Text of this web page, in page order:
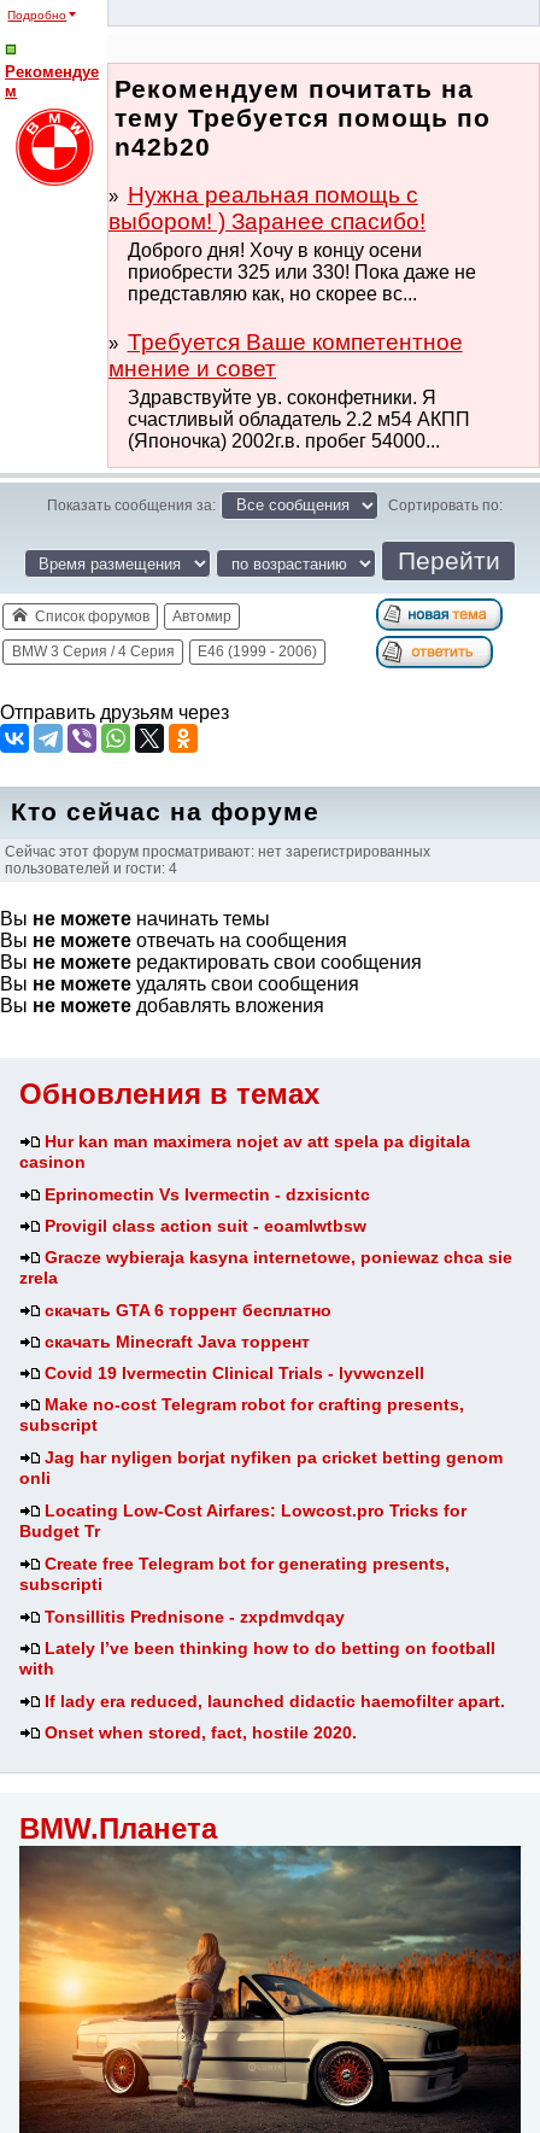
Обновления в темах
Hur kan man maximera nojet av att spela pa digitala
casinon
Eprinomectin Vs Ivermectin - dzxisicntc
Provigil class action suit - eoamlwtbsw
Gracze wybieraja kasyna internetowe, poniewaz chca sie
zrela
скачать GTA 6 торрент бесплатно
скачать Minecraft Java торрент
Covid 19 Ivermectin Clinical Trials - lyvwcnzell
Make no-cost Telegram robot for crafting presents,
subscript
Jag har nyligen borjat nyfiken pa cricket betting genom
onli
Locating Low-Cost Airfares: Lowcost.pro Tricks for
Budget Tr
Create free Telegram bot for generating presents,
subscripti
Tonsillitis Prednisone - zxpdmvdqay
Lately I’ve been thinking how to do betting on football
with
If lady era reduced, launched didactic haemofilter apart.
Onset when stored, fact, hostile 2020.
BMW.Планета
Подробно
Рекомендуе
м
Рекомендуем почитать на
тему Требуется помощь по
n42b20
Нужна реальная помощь с
выбором! ) Заранее спасибо!
Доброго дня! Хочу в концу осени
приобрести 325 или 330! Пока даже не
представляю как, но скорее вс...
Требуется Ваше компетентное
мнение и совет
Здравствуйте ув. соконфетники. Я
счастливый обладатель 2.2 м54 АКПП
(Японочка) 2002г.в. пробег 54000...
Показать сообщения за: Сортировать по:
Список форумов Автомир
BMW 3 Серия / 4 Серия E46 (1999 - 2006)
Отправить друзьям через
Кто сейчас на форуме
Сейчас этот форум просматривают: нет зарегистрированных
пользователей и гости: 4
Вы не можете начинать темы
Вы не можете отвечать на сообщения
Вы не можете редактировать свои сообщения
Вы не можете удалять свои сообщения
Вы не можете добавлять вложения